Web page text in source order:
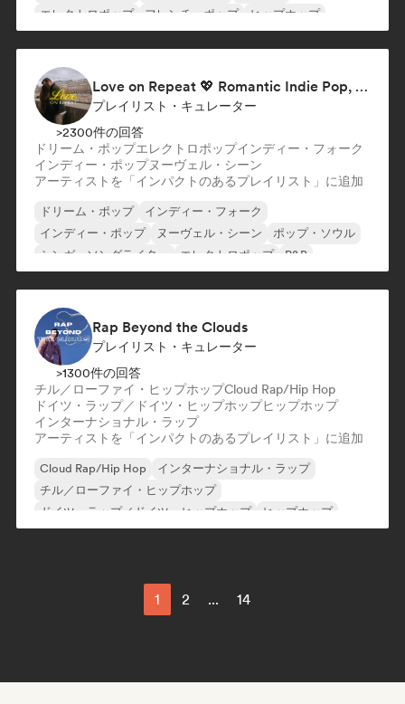
エレクトロポップ
フレンチ・ポップ ヒップホップ
Love on Repeat 💖 Romantic Indie Pop, Neo Soul & Singer-Songwriter
プレイリスト・キュレーター
>2300件の回答
ドリーム・ポップエレクトロポップインディー・フォーク
インディー・ポップヌーヴェル・シーン
アーティストを「インパクトのあるプレイリスト」に追加
ドリーム・ポップ
インディー・フォーク
インディー・ポップ
ヌーヴェル・シーン
ポップ・ソウル
シンガーソングライター
エレクトロポップ R&B
Rap Beyond the Clouds
プレイリスト・キュレーター
>1300件の回答
チル／ローファイ・ヒップホップCloud Rap/Hip Hop
ドイツ・ラップ／ドイツ・ヒップホップヒップホップ
インターナショナル・ラップ
アーティストを「インパクトのあるプレイリスト」に追加
Cloud Rap/Hip Hop
インターナショナル・ラップ
チル／ローファイ・ヒップホップ
ドイツ・ラップ／ドイツ・ヒップホップ
ヒップホップ
1 2 ... 14